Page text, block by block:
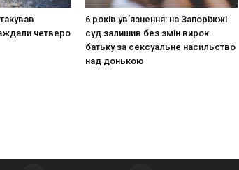
четверо
6 років увʼязнення: на Запоріжжі
суд залишив без змін вирок
батьку за сексуальне насильство
над донькою